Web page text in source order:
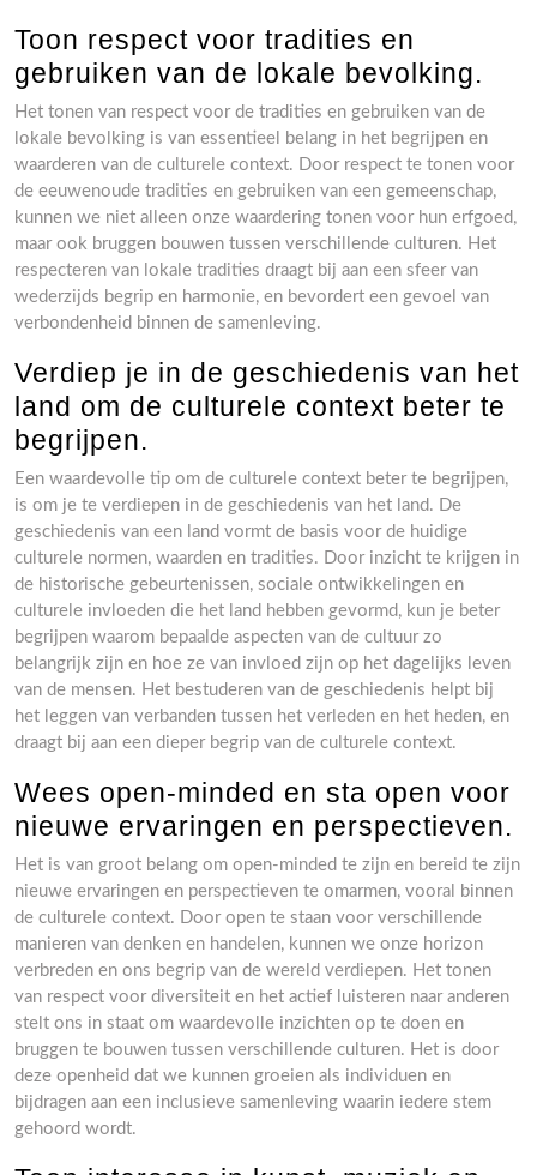
Toon respect voor tradities en
gebruiken van de lokale bevolking.
Het tonen van respect voor de tradities en gebruiken van de
lokale bevolking is van essentieel belang in het begrijpen en
waarderen van de culturele context. Door respect te tonen voor
de eeuwenoude tradities en gebruiken van een gemeenschap,
kunnen we niet alleen onze waardering tonen voor hun erfgoed,
maar ook bruggen bouwen tussen verschillende culturen. Het
respecteren van lokale tradities draagt bij aan een sfeer van
wederzijds begrip en harmonie, en bevordert een gevoel van
verbondenheid binnen de samenleving.
Verdiep je in de geschiedenis van het
land om de culturele context beter te
begrijpen.
Een waardevolle tip om de culturele context beter te begrijpen,
is om je te verdiepen in de geschiedenis van het land. De
geschiedenis van een land vormt de basis voor de huidige
culturele normen, waarden en tradities. Door inzicht te krijgen in
de historische gebeurtenissen, sociale ontwikkelingen en
culturele invloeden die het land hebben gevormd, kun je beter
begrijpen waarom bepaalde aspecten van de cultuur zo
belangrijk zijn en hoe ze van invloed zijn op het dagelijks leven
van de mensen. Het bestuderen van de geschiedenis helpt bij
het leggen van verbanden tussen het verleden en het heden, en
draagt bij aan een dieper begrip van de culturele context.
Wees open-minded en sta open voor
nieuwe ervaringen en perspectieven.
Het is van groot belang om open-minded te zijn en bereid te zijn
nieuwe ervaringen en perspectieven te omarmen, vooral binnen
de culturele context. Door open te staan voor verschillende
manieren van denken en handelen, kunnen we onze horizon
verbreden en ons begrip van de wereld verdiepen. Het tonen
van respect voor diversiteit en het actief luisteren naar anderen
stelt ons in staat om waardevolle inzichten op te doen en
bruggen te bouwen tussen verschillende culturen. Het is door
deze openheid dat we kunnen groeien als individuen en
bijdragen aan een inclusieve samenleving waarin iedere stem
gehoord wordt.